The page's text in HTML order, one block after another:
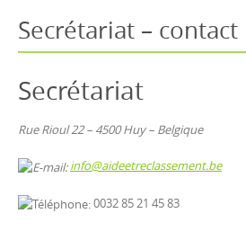
Secrétariat – contact
Secrétariat
Rue Rioul 22 – 4500 Huy – Belgique
info@aideetreclassement.be
0032 85 21 45 83